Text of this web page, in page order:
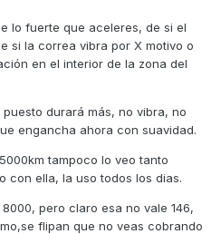
lo fuerte que aceleres, de si el
si la correa vibra por X motivo o
en el interior de la zona del
durará más, no vibra, no
engancha ahora con suavidad.
tampoco lo veo tanto
con ella, la uso todos los dias.
pero claro esa no vale 146,
flipan que no veas cobrando